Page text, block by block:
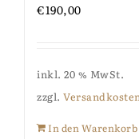
€190,00
inkl. 20 % MwSt.
zzgl.
In den Warenkorb